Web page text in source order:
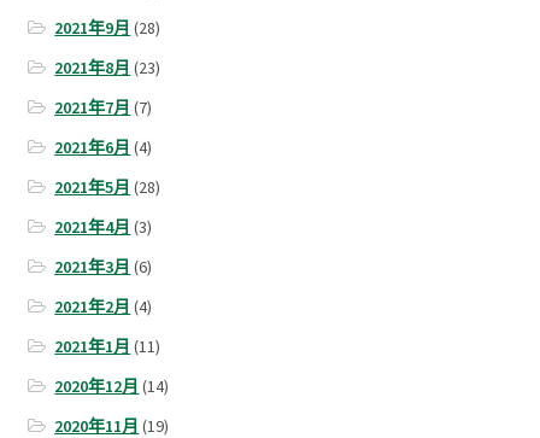
2021年9月 (28)
2021年8月 (23)
2021年7月 (7)
2021年6月 (4)
2021年5月 (28)
2021年4月 (3)
2021年3月 (6)
2021年2月 (4)
2021年1月 (11)
2020年12月 (14)
2020年11月 (19)